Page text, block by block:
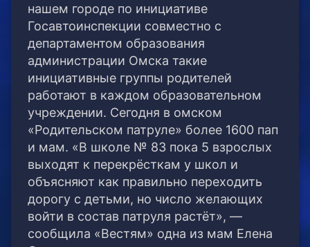
нашем городе по инициативе
Госавтоинспекции совместно с
департаментом образования
администрации Омска такие
инициативные группы родителей
работают в каждом образовательном
учреждении. Сегодня в омском
«Родительском патруле» более 1600 пап
и мам. «В школе № 83 пока 5 взрослых
выходят к перекрёсткам у школ и
объясняют как правильно переходить
дорогу с детьми, но число желающих
войти в состав патруля растёт», —
сообщила «Вестям» одна из мам Елена